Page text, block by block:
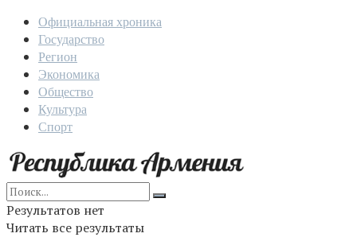
Официальная хроника
Государство
Регион
Экономика
Общество
Культура
Спорт
Результатов нет
Читать все результаты